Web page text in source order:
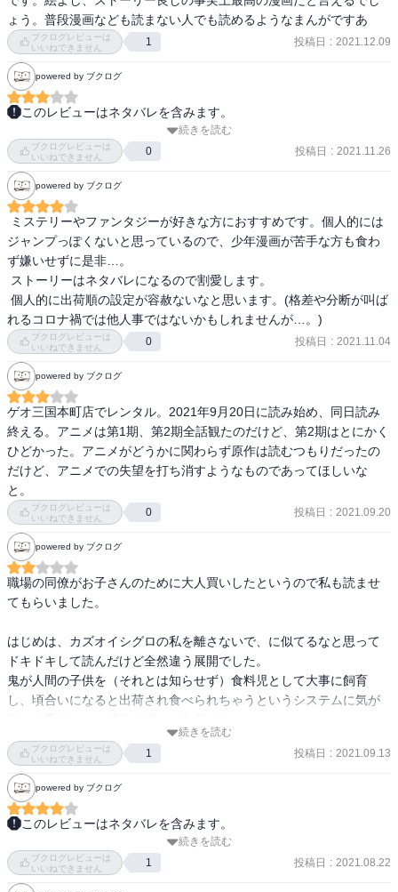
ょう。普段漫画なども読まない人でも読めるようなまんがですあ
ブクログレビューは
いいねできません
1 投稿日 : 2021.12.09
powered by ブクログ
このレビューはネタバレを含みます。
面白い。けど人間vs鬼、みたいな設定はもうありきたりな気がす
る。
あとはなんか、ママが子ども達にとっての黒幕ってわかったらもっ
と失望しそうなのに立ち直るの早すぎるし鬼の概念の飲み込み早す
ぎない？！って思った
話が流暢に進み過ぎてもっとひっかかる部分があってもいいんじゃ
ないのかなと思った。
続きを読む
ブクログレビューは
いいねできません
0 投稿日 : 2021.11.26
powered by ブクログ
ジャンプっぽくないと思っているので、少年漫画が苦手な方も食わ
ず嫌いせずに是非…。
れるコロナ禍では他人事ではないかもしれませんが…。)
ブクログレビューは
いいねできません
0 投稿日 : 2021.11.04
powered by ブクログ
ゲオ三国本町店でレンタル。2021年9月20日に読み始め、同日読み
終える。アニメは第1期、第2期全話観たのだけど、第2期はとにかく
ひどかった。アニメがどうかに関わらず原作は読むつもりだったの
だけど、アニメでの失望を打ち消すようなものであってほしいな
と。
ブクログレビューは
いいねできません
0 投稿日 : 2021.09.20
powered by ブクログ
職場の同僚がお子さんのために大人買いしたというので私も読ませ
てもらいました。
はじめは、カズオイシグロの私を離さないで、に似てるなと思って
ドキドキして読んだけど全然違う展開でした。
鬼が人間の子供を（それとは知らせず）食料児として大事に飼育
し、頃合いになると出荷され食べられちゃうというシステムに気が
最近の漫画は人間が食べられちゃうお話が多くて気分が悪い。。
鬼が出てくるのも流行りなんですかね。
前半はグロテスクだし、後半はファンタジーだけど辻褄の合わない
ことが多く、漫画だから仕方がないと流さなきゃいけないの？と不
信感が募りました。
更に絵もヘタだし主人公の女の子に最後まで好感が持てなかったの
続きを読む
ブクログレビューは
いいねできません
1 投稿日 : 2021.09.13
powered by ブクログ
このレビューはネタバレを含みます。
全員で逃げるなんて、不可能。
どう考えてもそう思う。
続きを読む
ブクログレビューは
いいねできません
1 投稿日 : 2021.08.22